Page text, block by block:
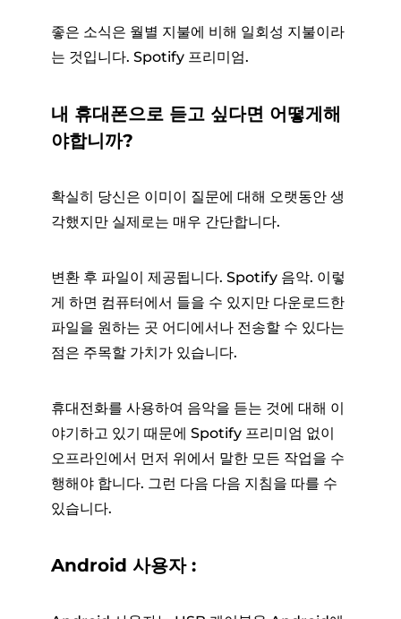
좋은 소식은 월별 지불에 비해 일회성 지불이라
는 것입니다. Spotify 프리미엄.
내 휴대폰으로 듣고 싶다면 어떻게해
야합니까?
확실히 당신은 이미이 질문에 대해 오랫동안 생
각했지만 실제로는 매우 간단합니다.
변환 후 파일이 제공됩니다. Spotify 음악. 이렇
게 하면 컴퓨터에서 들을 수 있지만 다운로드한
파일을 원하는 곳 어디에서나 전송할 수 있다는
점은 주목할 가치가 있습니다.
휴대전화를 사용하여 음악을 듣는 것에 대해 이
야기하고 있기 때문에 Spotify 프리미엄 없이
오프라인에서 먼저 위에서 말한 모든 작업을 수
행해야 합니다. 그런 다음 다음 지침을 따를 수
있습니다.
Android 사용자 :